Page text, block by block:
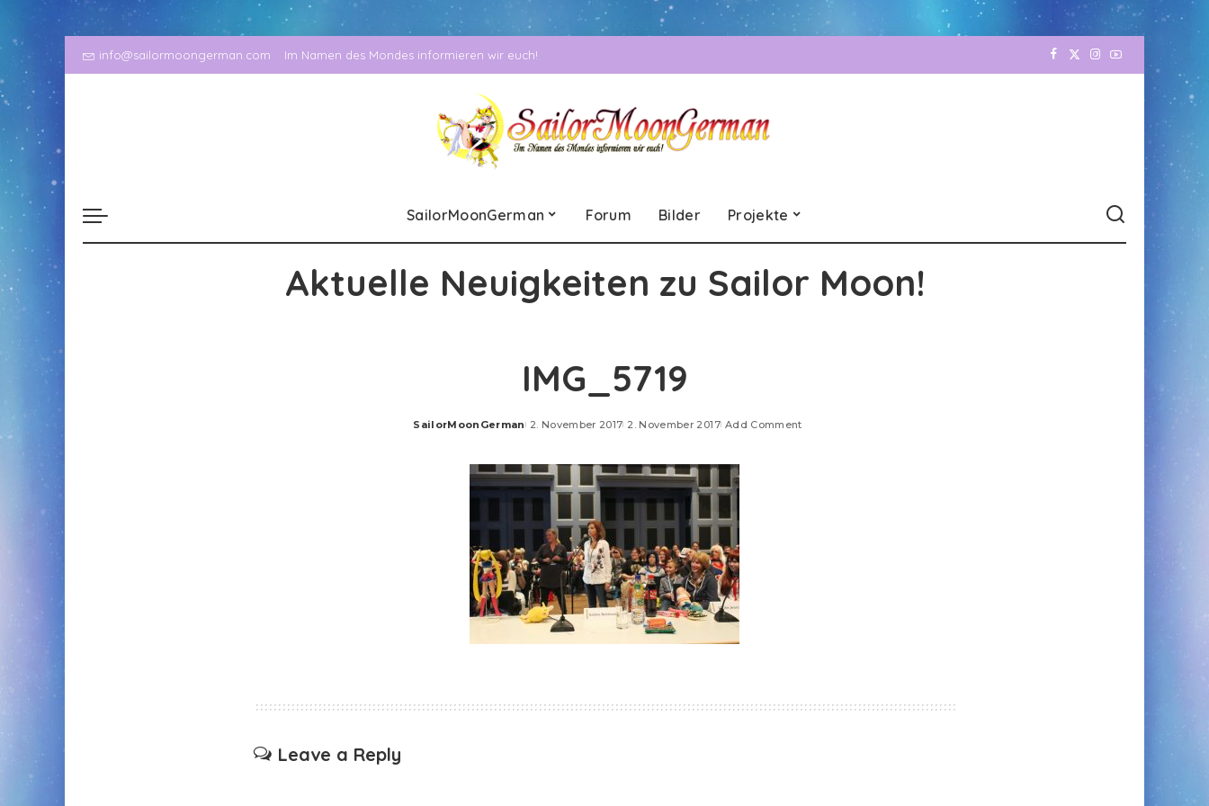
info@sailormoongerman.com Im Namen des Mondes informieren wir euch!
SailorMoonGerman Forum Bilder Projekte
Aktuelle Neuigkeiten zu Sailor Moon!
IMG_5719
Posted
SailorMoonGerman 2. November 2017 2. November 2017 Add Comment
Leave a Reply